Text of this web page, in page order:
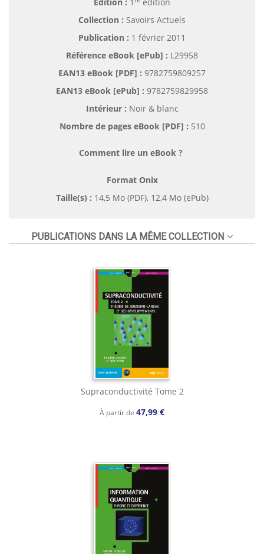
Édition : 1
édition
Collection : Savoirs Actuels
Publication : 1 février 2011
Référence eBook [ePub] : L29958
EAN13 eBook [PDF] : 9782759809257
EAN13 eBook [ePub] : 9782759829958
Intérieur : Noir & blanc
Nombre de pages eBook [PDF] : 510
Comment lire un eBook ?
Format Onix
Taille(s) : 14,5 Mo (PDF), 12,4 Mo (ePub)
PUBLICATIONS DANS LA MÊME COLLECTION
Supraconductivité Tome 2
À partir de 47,99 €